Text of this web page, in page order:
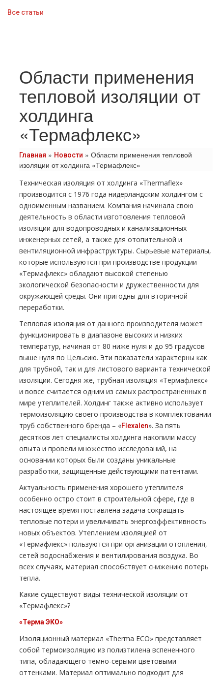
Все статьи
Области применения
тепловой изоляции от
холдинга
«Термафлекс»
Главная » Новости » Области применения тепловой
изоляции от холдинга «Термафлекс»
Техническая изоляция от холдинга «Thermaflex»
производится с 1976 года нидерландским холдингом с
одноименным названием. Компания начинала свою
деятельность в области изготовления тепловой
изоляции для водопроводных и канализационных
инженерных сетей, а также для отопительной и
вентиляционной инфраструктуры. Сырьевые материалы,
которые используются при производстве продукции
«Термафлекс» обладают высокой степенью
экологической безопасности и дружественности для
окружающей среды. Они пригодны для вторичной
переработки.
Тепловая изоляция от данного производителя может
функционировать в диапазоне высоких и низких
температур, начиная от 80 ниже нуля и до 95 градусов
выше нуля по Цельсию. Эти показатели характерны как
для трубной, так и для листового варианта технической
изоляции. Сегодня же, трубная изоляция «Термафлекс»
и вовсе считается одним из самых распространенных в
мире утеплителей. Холдинг также активно использует
термоизоляцию своего производства в комплектовании
труб собственного бренда – «Flexalen». За пять
десятков лет специалисты холдинга накопили массу
опыта и провели множество исследований, на
основании которых были созданы уникальные
разработки, защищенные действующими патентами.
Актуальность применения хорошего утеплителя
особенно остро стоит в строительной сфере, где в
настоящее время поставлена задача сокращать
тепловые потери и увеличивать энергоэффективность
новых объектов. Утеплением изоляцией от
«Термафлекс» пользуются при организации отопления,
сетей водоснабжения и вентилирования воздуха. Во
всех случаях, материал способствует снижению потерь
тепла.
Какие существуют виды технической изоляции от
«Термафлекс»?
«Терма ЭКО»
Изоляционный материал «Therma ECO» представляет
собой термоизоляцию из полиэтилена вспененного
типа, обладающего темно-серыми цветовыми
оттенками. Материал оптимально подходит для